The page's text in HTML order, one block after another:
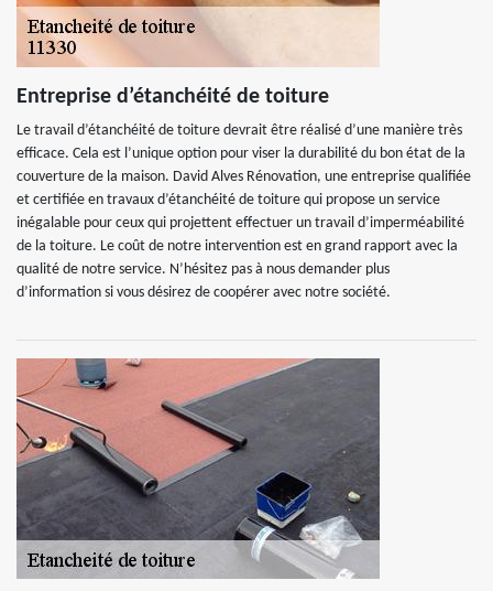
Entreprise d’étanchéité de toiture
Le travail d’étanchéité de toiture devrait être réalisé d’une manière très
efficace. Cela est l’unique option pour viser la durabilité du bon état de la
couverture de la maison. David Alves Rénovation, une entreprise qualifiée
et certifiée en travaux d’étanchéité de toiture qui propose un service
inégalable pour ceux qui projettent effectuer un travail d’imperméabilité
de la toiture. Le coût de notre intervention est en grand rapport avec la
qualité de notre service. N’hésitez pas à nous demander plus
d’information si vous désirez de coopérer avec notre société.